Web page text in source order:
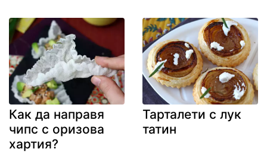
Как да направя
чипс с оризова
хартия?
Тарталети с лук
татин